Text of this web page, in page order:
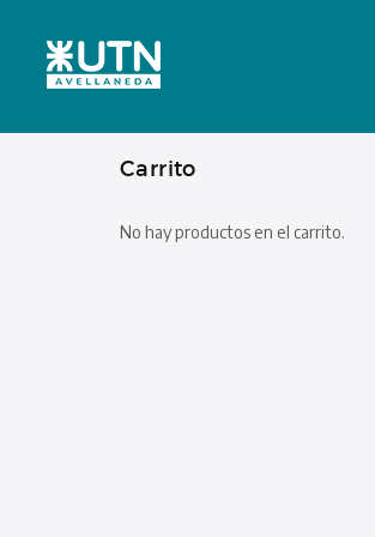
Carrito
No hay productos en el carrito.